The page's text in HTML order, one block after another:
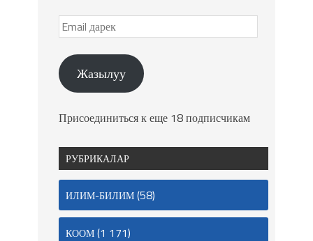
Жазылуу
Присоединиться к еще 18 подписчикам
РУБРИКАЛАР
ИЛИМ-БИЛИМ(58)
КООМ(1 171)